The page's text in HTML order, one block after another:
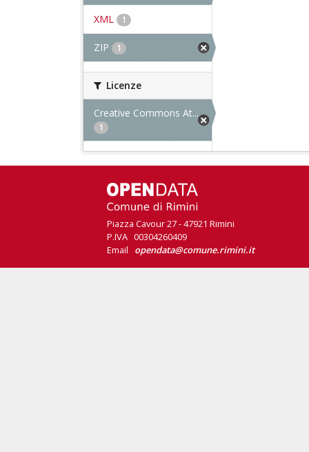
XML 1
ZIP 1
Licenze
Creative Commons At...
1
Piazza Cavour 27 - 47921 Rimini
P.IVA 00304260409
Email opendata@comune.rimini.it